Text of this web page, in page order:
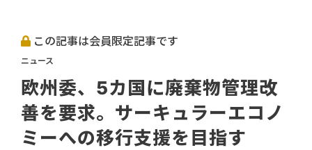
この記事は会員限定記事です
ニュース
欧州委、5カ国に廃棄物管理改
善を要求。サーキュラーエコノ
ミーへの移行支援を目指す